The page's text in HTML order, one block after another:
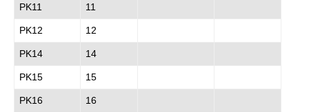
PK11 11
PK12 12
PK14 14
PK15 15
PK16 16